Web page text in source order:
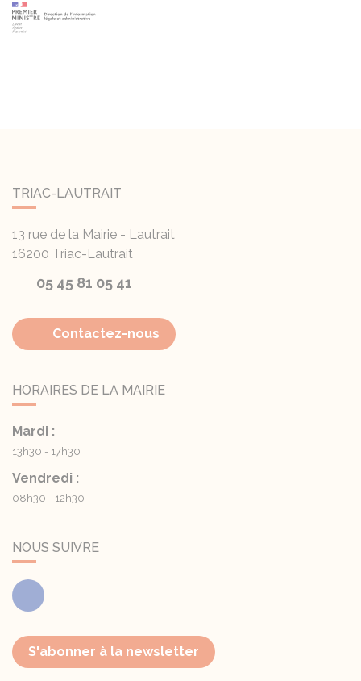
TRIAC-LAUTRAIT
13 rue de la Mairie - Lautrait
16200 Triac-Lautrait
05 45 81 05 41
Contactez-nous
HORAIRES DE LA MAIRIE
Mardi :
13h30 - 17h30
Vendredi :
08h30 - 12h30
NOUS SUIVRE
Facebook
S'abonner à la newsletter